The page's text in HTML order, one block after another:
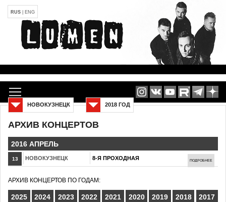
RUS ENG
АРХИВ КОНЦЕРТОВ
2018 ГОД
НОВОКУЗНЕЦК
2016 АПРЕЛЬ
13 НОВОКУЗНЕЦК 8-Я ПРОХОДНАЯ ПОДРОБНЕЕ
АРХИВ КОНЦЕРТОВ ПО ГОДАМ:
2025 2024 2023 2022 2021 2020 2019 2018
2017